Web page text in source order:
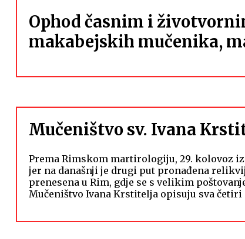
Ophod časnim i
makabejskih mučenika,
Mučeništvo sv. Ivana
Prema Rimskom martirologiju, 29. kolovoz
jer na današnji je drugi put pronađena
prenesena u Rim, gdje se s velikim
Mučeništvo Ivana Krstitelja opisuju sva